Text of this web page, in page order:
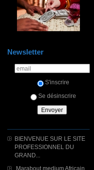
Newsletter
S'inscrire
Se désinscrire
BIENVENUE SUR LE SITE
PROFESSIONNEL DU
GRAND...
Marabout medium Africain